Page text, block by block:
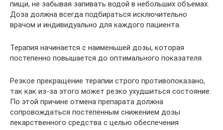
пищи, не забывая запивать водой в небольших объемах.
Доза должна всегда подбираться исключительно
врачом и индивидуально для каждого пациента.
Терапия начинается с наименьшей дозы, которая
постепенно повышается до оптимального показателя.
Резкое прекращение терапии строго противопоказано,
так как из-за этого может резко ухудшиться состояние.
По этой причине отмена препарата должна
сопровождаться постепенным снижением дозы
лекарственного средства с целью обеспечения